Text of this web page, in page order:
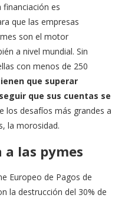
es
que las empresas
son el motor
a nivel mundial. Sin
con menos de 250
que superar
que sus cuentas se
los desafíos más grandes a
la morosidad.
a las pymes
Europeo de Pagos de
la destrucción del 30% de